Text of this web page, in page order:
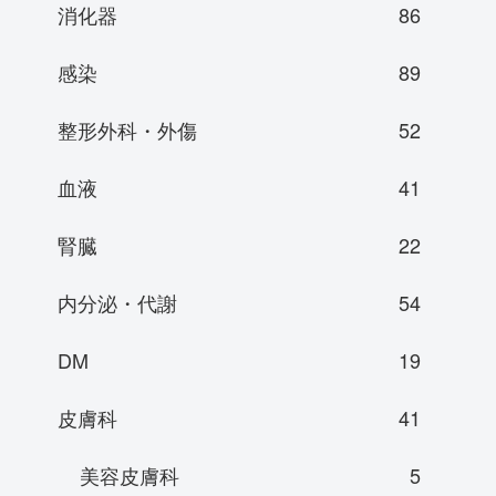
消化器
86
感染
89
整形外科・外傷
52
血液
41
腎臓
22
内分泌・代謝
54
DM
19
皮膚科
41
美容皮膚科
5